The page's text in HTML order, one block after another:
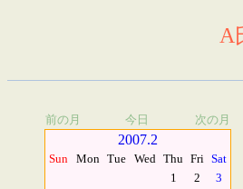
A
前の月 今日 次の月
2007.2
Sun Mon Tue Wed Thu Fri Sat
1
2
3